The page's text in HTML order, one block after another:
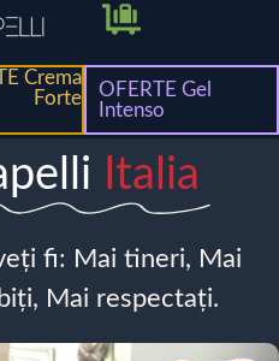
Crema
Forte
OFERTE Gel
Intenso
Italia
fi: Mai tineri, Mai
Mai respectați.